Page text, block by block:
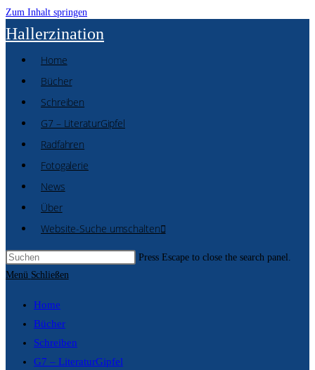
Zum Inhalt springen
Hallerzination
Home
Bücher
Schreiben
G7 – LiteraturGipfel
Radfahren
Fotogalerie
News
Über
Website-Suche umschalten
Press Escape to close the search panel.
Menü Schließen
Home
Bücher
Schreiben
G7 – LiteraturGipfel